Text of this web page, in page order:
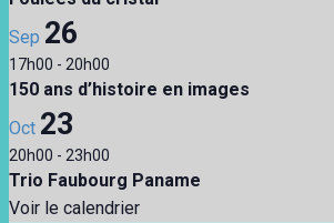
Sep 26
17h00 - 20h00
150 ans d’histoire en images
Oct 23
20h00 - 23h00
Trio Faubourg Paname
Voir le calendrier